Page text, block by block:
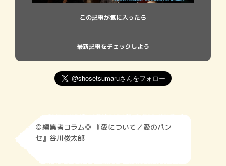
この記事が気に入ったら
最新記事をチェックしよう
◎編集者コラム◎ 『愛について／愛のパン
セ』谷川俊太郎